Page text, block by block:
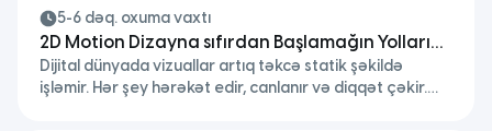
5-6 dəq. oxuma vaxtı
2D Motion Dizayna sıfırdan Başlamağın Yolları
Nələrdir?
Dijital dünyada vizuallar artıq təkcə statik şəkildə
işləmir. Hər şey hərəkət edir, canlanır və diqqət çəkir.